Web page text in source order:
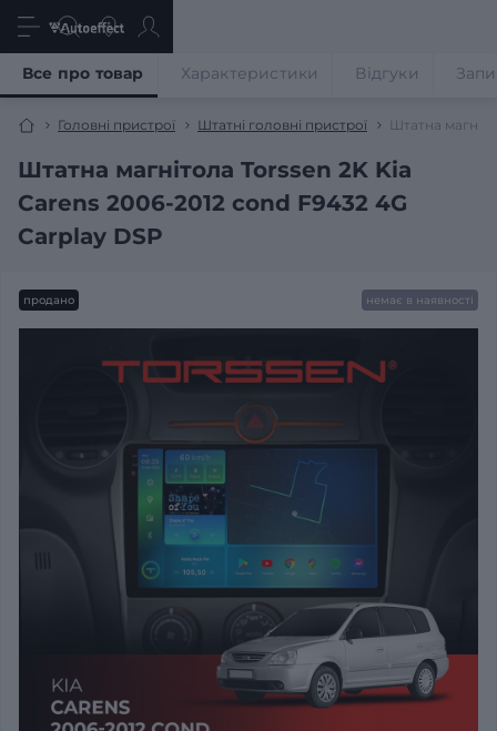
Головні пристрої Штатні головні пристрої Штатна
Штатна магнітола Torssen 2K Kia
Carens 2006-2012 cond F9432 4G
Carplay DSP
Все про товар Характеристики Відгуки
продано немає в наявності